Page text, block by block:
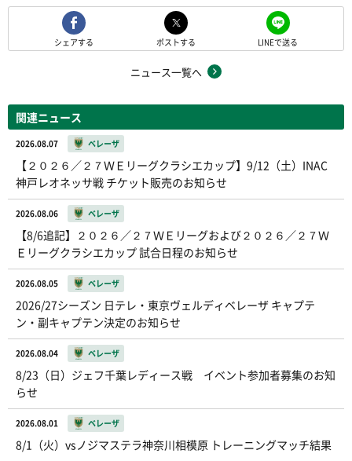
シェアする ポストする LINEで送る
ニュース一覧へ
関連ニュース
2026.08.07 ベレーザ
【２０２６／２７ＷＥリーグクラシエカップ】9/12（土）INAC
神戸レオネッサ戦 チケット販売のお知らせ
2026.08.06 ベレーザ
【8/6追記】２０２６／２７ＷＥリーグおよび２０２６／２７Ｗ
Ｅリーグクラシエカップ 試合日程のお知らせ
2026.08.05 ベレーザ
2026/27シーズン 日テレ・東京ヴェルディベレーザ キャプテ
ン・副キャプテン決定のお知らせ
2026.08.04 ベレーザ
8/23（日）ジェフ千葉レディース戦 イベント参加者募集のお知
らせ
2026.08.01 ベレーザ
8/1（火）vsノジマステラ神奈川相模原 トレーニングマッチ結果